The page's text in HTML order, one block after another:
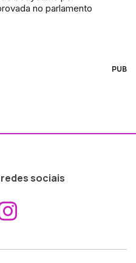
no parlamento
PUB
sociais
ao